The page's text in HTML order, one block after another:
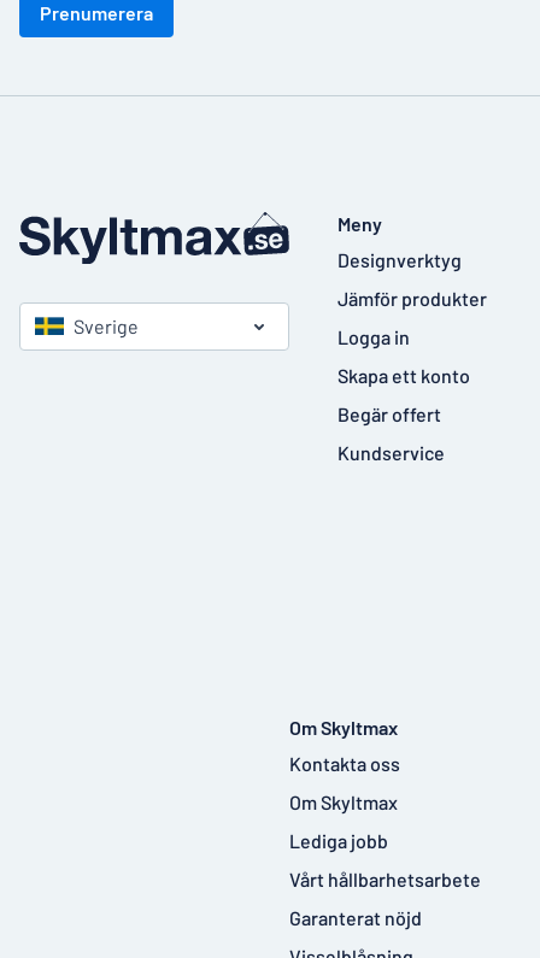
Prenumerera
Sverige
Meny
Designverktyg
Jämför produkter
Logga in
Skapa ett konto
Begär offert
Kundservice
Om Skyltmax
Kontakta oss
Om Skyltmax
Lediga jobb
Vårt hållbarhetsarbete
Garanterat nöjd